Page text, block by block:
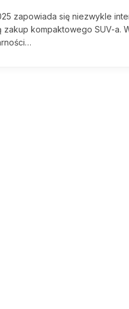
zapowiada się niezwykle
zakup kompaktowego SUV-a.